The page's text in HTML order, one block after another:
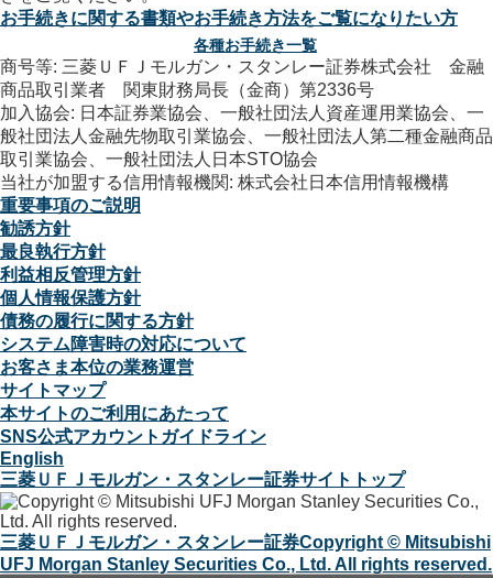
お手続きに関する書類やお手続き方法をご覧になりたい方
各種お手続き一覧
商号等: 三菱ＵＦＪモルガン・スタンレー証券株式会社 金融
商品取引業者 関東財務局長（金商）第2336号
加入協会: 日本証券業協会、一般社団法人資産運用業協会、一
般社団法人金融先物取引業協会、一般社団法人第二種金融商品
取引業協会、一般社団法人日本STO協会
当社が加盟する信用情報機関: 株式会社日本信用情報機構
重要事項のご説明
勧誘方針
最良執行方針
利益相反管理方針
個人情報保護方針
債務の履行に関する方針
システム障害時の対応について
お客さま本位の業務運営
サイトマップ
本サイトのご利用にあたって
SNS公式アカウントガイドライン
English
三菱ＵＦＪモルガン・スタンレー証券サイトトップ
三菱ＵＦＪモルガン・スタンレー証券Copyright © Mitsubishi
UFJ Morgan Stanley Securities Co., Ltd. All rights reserved.